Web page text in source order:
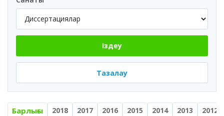
Іздеу
Тазалау
Барлығы 2018 2017 2016 2015 2014 2013 2012